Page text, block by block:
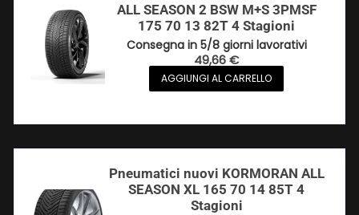
ALL SEASON 2 BSW M+S 3PMSF
175 70 13 82T 4 Stagioni
Consegna in 5/8 giorni lavorativi
49,66€
AGGIUNGI AL CARRELLO
Pneumatici nuovi KORMORAN ALL
SEASON XL 165 70 14 85T 4
Stagioni